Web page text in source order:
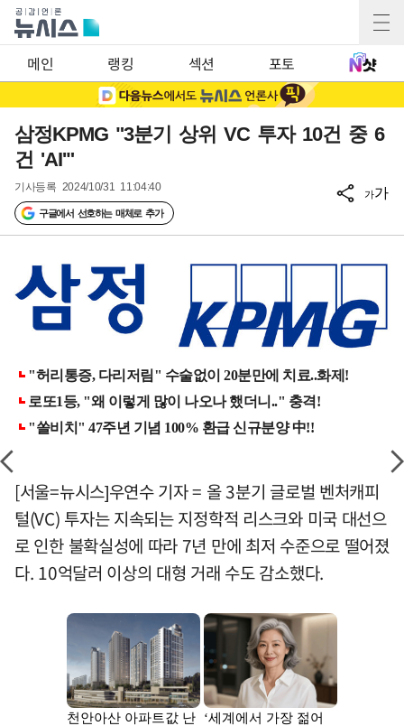
메인 랭킹 섹션 포토
삼정KPMG "3분기 상위 VC 투자 10건 중 6
건 'AI'"
기사등록 2024/10/31 11:04:40
구글에서 선호하는 매체로 추가
가가
[서울=뉴시스]우연수 기자 = 올 3분기 글로벌 벤처캐피
털(VC) 투자는 지속되는 지정학적 리스크와 미국 대선으
로 인한 불확실성에 따라 7년 만에 최저 수준으로 떨어졌
다. 10억달러 이상의 대형 거래 수도 감소했다.